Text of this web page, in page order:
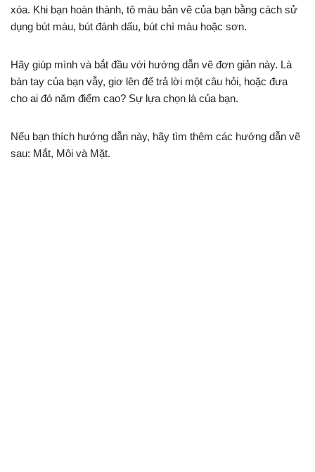
xóa. Khi bạn hoàn thành, tô màu bản vẽ của bạn bằng cách sử
dụng bút màu, bút đánh dấu, bút chì màu hoặc sơn.
Hãy giúp mình và bắt đầu với hướng dẫn vẽ đơn giản này. Là
bàn tay của bạn vẫy, giơ lên ​​để trả lời một câu hỏi, hoặc đưa
cho ai đó năm điểm cao? Sự lựa chọn là của bạn.
Nếu bạn thích hướng dẫn này, hãy tìm thêm các hướng dẫn vẽ
sau: Mắt, Môi và Mặt.